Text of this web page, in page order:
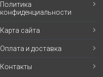
Политика
конфиденциальности
Карта сайта
Оплата и доставка
Контакты